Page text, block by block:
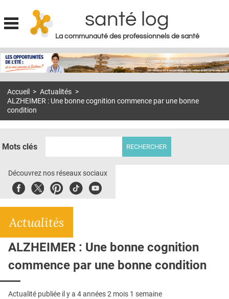
Jump to navigation
santé log
La communauté des professionnels de santé
MON COMPTE
S'ABONNER À LA REVUE SOIN À DOMICILE
E-REVUE SAD
THÉMA
CONTACT
Accueil > Actualités >
ALZHEIMER : Une bonne cognition commence par une bonne
condition
Mots clés
Découvrez nos réseaux sociaux
FacebookTwitterPinterest
TiktokYoubute
Actualités
ALZHEIMER : Une bonne cognition
commence par une bonne condition
Actualité publiée il y a 4 années 2 mois 1 semaine